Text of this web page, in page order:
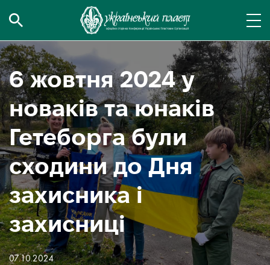
6 жовтня 2024 у
новаків та юнаків
Гетеборга були
сходини до Дня
захисника і
захисниці
07.10.2024